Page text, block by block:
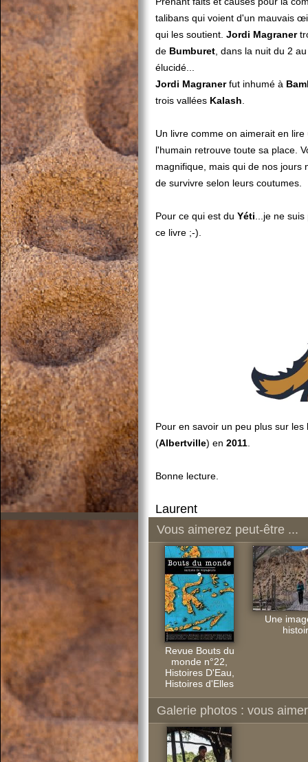
talibans qui voient d'un mauvais
qui les soutient. Jordi Magraner
de Bumburet , dans la nuit du 2
élucidé...
Jordi Magranerfut inhumé à
trois vallées Kalash
Un livre comme on aimerait en
l'humain retrouve toute sa place.
magnifique, mais qui de nos
de survivre selon leurs coutumes.
Pour ce qui est du Yéti ...je ne
ce livre ;-).
Pour en savoir un peu plus sur les
(Albertville) en 2011
Bonne lecture.
Laurent
Vous aimerez peut-être ...
Revue Bouts du
monde n°22,
Histoires D'Eau,
Histoires d'Elles
Une
Galerie photos : vous